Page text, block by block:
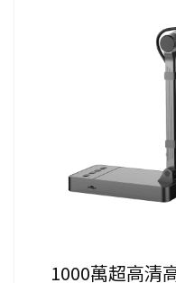
1000萬超高清